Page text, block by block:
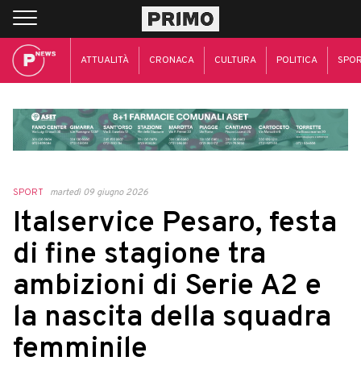
ATTUALITÀ CRONACA CULTURA POLITICA
SPORT martedì 09 giugno 2026
Italservice Pesaro, festa
di fine stagione tra
ambizioni di Serie A2 e
la nascita della squadra
femminile